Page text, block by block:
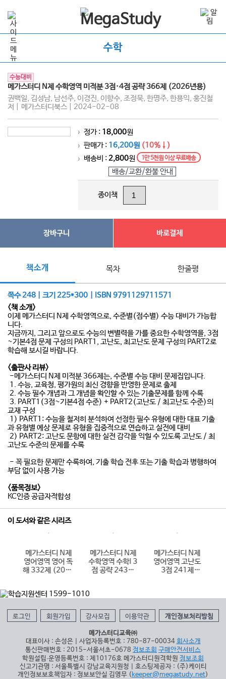
수학
수능대비
메가스터디 N제 수학영역 미적분 3점·4점 공략 366제 (2026년용)
권백일, 김성남, 남선주, 이경진, 이향수, 조정묵, 한명주, 한용익, 홍진철
저 | 메가스터디북스 | 2024-02-08
> 정가 : 18,000원
> 판매가 : 16,200원 (10%↓)
> 배송비 :2,800원 1만 5천원 이상 무료배송
배송/교환/환불 안내
종이책
장바구니 바로결제
책소개 목차 한줄평
쪽수 248 | 크기 225*300 | ISBN 9791129711571
<책 소개>
이제 메가스터디 N제 수학영역으로, 수준별(점수별) 수능 대비가 가능합
니다.
지금까지, 그리고 앞으로도 수능의 변별력을 가를 중요한 수학영역을, 3점
~기본4점 문제 구성의 PART1, 고난도, 최고난도 문제 구성의 PART2로
학습해 보시길 바랍니다.
<출판사 리뷰>
-메가스터디 N제 미적분 366제는, 수준별 수능 대비 문제집입니다.
1. 수능, 교육청, 평가원의 최신 경향을 반영한 문제로 출제
2. 수능 필수 개념과 그 개념을 확인할 수 있는 기출문제를 함께 수록
3. PART1(3점~기본4점 수준) + PART2(고난도 / 최고난도 수준)의
교재 구성
1) PART1: 수능을 철저히 분석하여 선정한 필수 유형에 대한 대표 기출
과 유형별 예상 문제로 유형을 집중적으로 연습하고 실전에 대비
2) PART2: 고난도 문항에 대한 실전 감각을 익힐 수 있도록 고난도 / 최
고난도 수준의 문제를 수록
- 꼭 필요한 문제만 수록하여, 기출 학습 전후 또는 기출 학습과 병행하여
부담 없이 사용 가능
<품목정보>
KC인증 공급자적합성
이 도서와 같은 시리즈
메가스터디 N제
영어영역 영어 독
해 332제 (2026
메가스터디 N제
수학영역 수학I 3
점 공략 243제
메가스터디 N제
영어영역 고난도
3점 241제
로그인 회원가입 강사모집 이용약관 개인정보처리방침
메가스터디교육㈜
대표이사 : 손성은 | 사업자등록번호 : 780-87-00034 회사소개
통신판매번호 : 2015-서울서초-0678 정보조회 구매안전서비스
학원설립∙운영등록번호 : 제10176호 메가스터디원격학원 정보조회
신고기관명 : 서울특별시 강남교육지원청 | 호스팅제공자 : (주)케이티
개인정보보호책임자 : 정보보안실 김영무 (keeper@megastudy.net)